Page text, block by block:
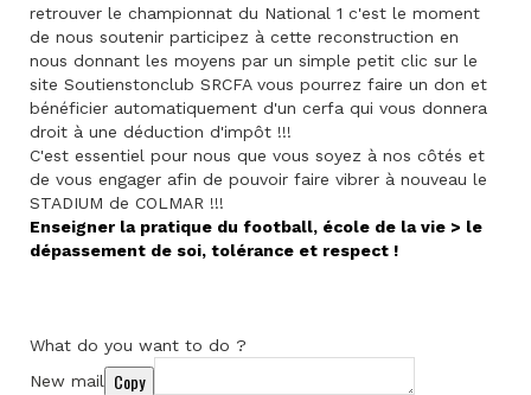
retrouver le championnat du National 1 c'est le moment
de nous soutenir participez à cette reconstruction en
nous donnant les moyens par un simple petit clic sur le
site Soutienstonclub SRCFA vous pourrez faire un don et
bénéficier automatiquement d'un cerfa qui vous donnera
droit à une déduction d'impôt !!!
C'est essentiel pour nous que vous soyez à nos côtés et
de vous engager afin de pouvoir faire vibrer à nouveau le
STADIUM de COLMAR !!!
Enseigner la pratique du football, école de la vie > le
dépassement de soi, tolérance et respect !
What do you want to do ?
New mail
Copy